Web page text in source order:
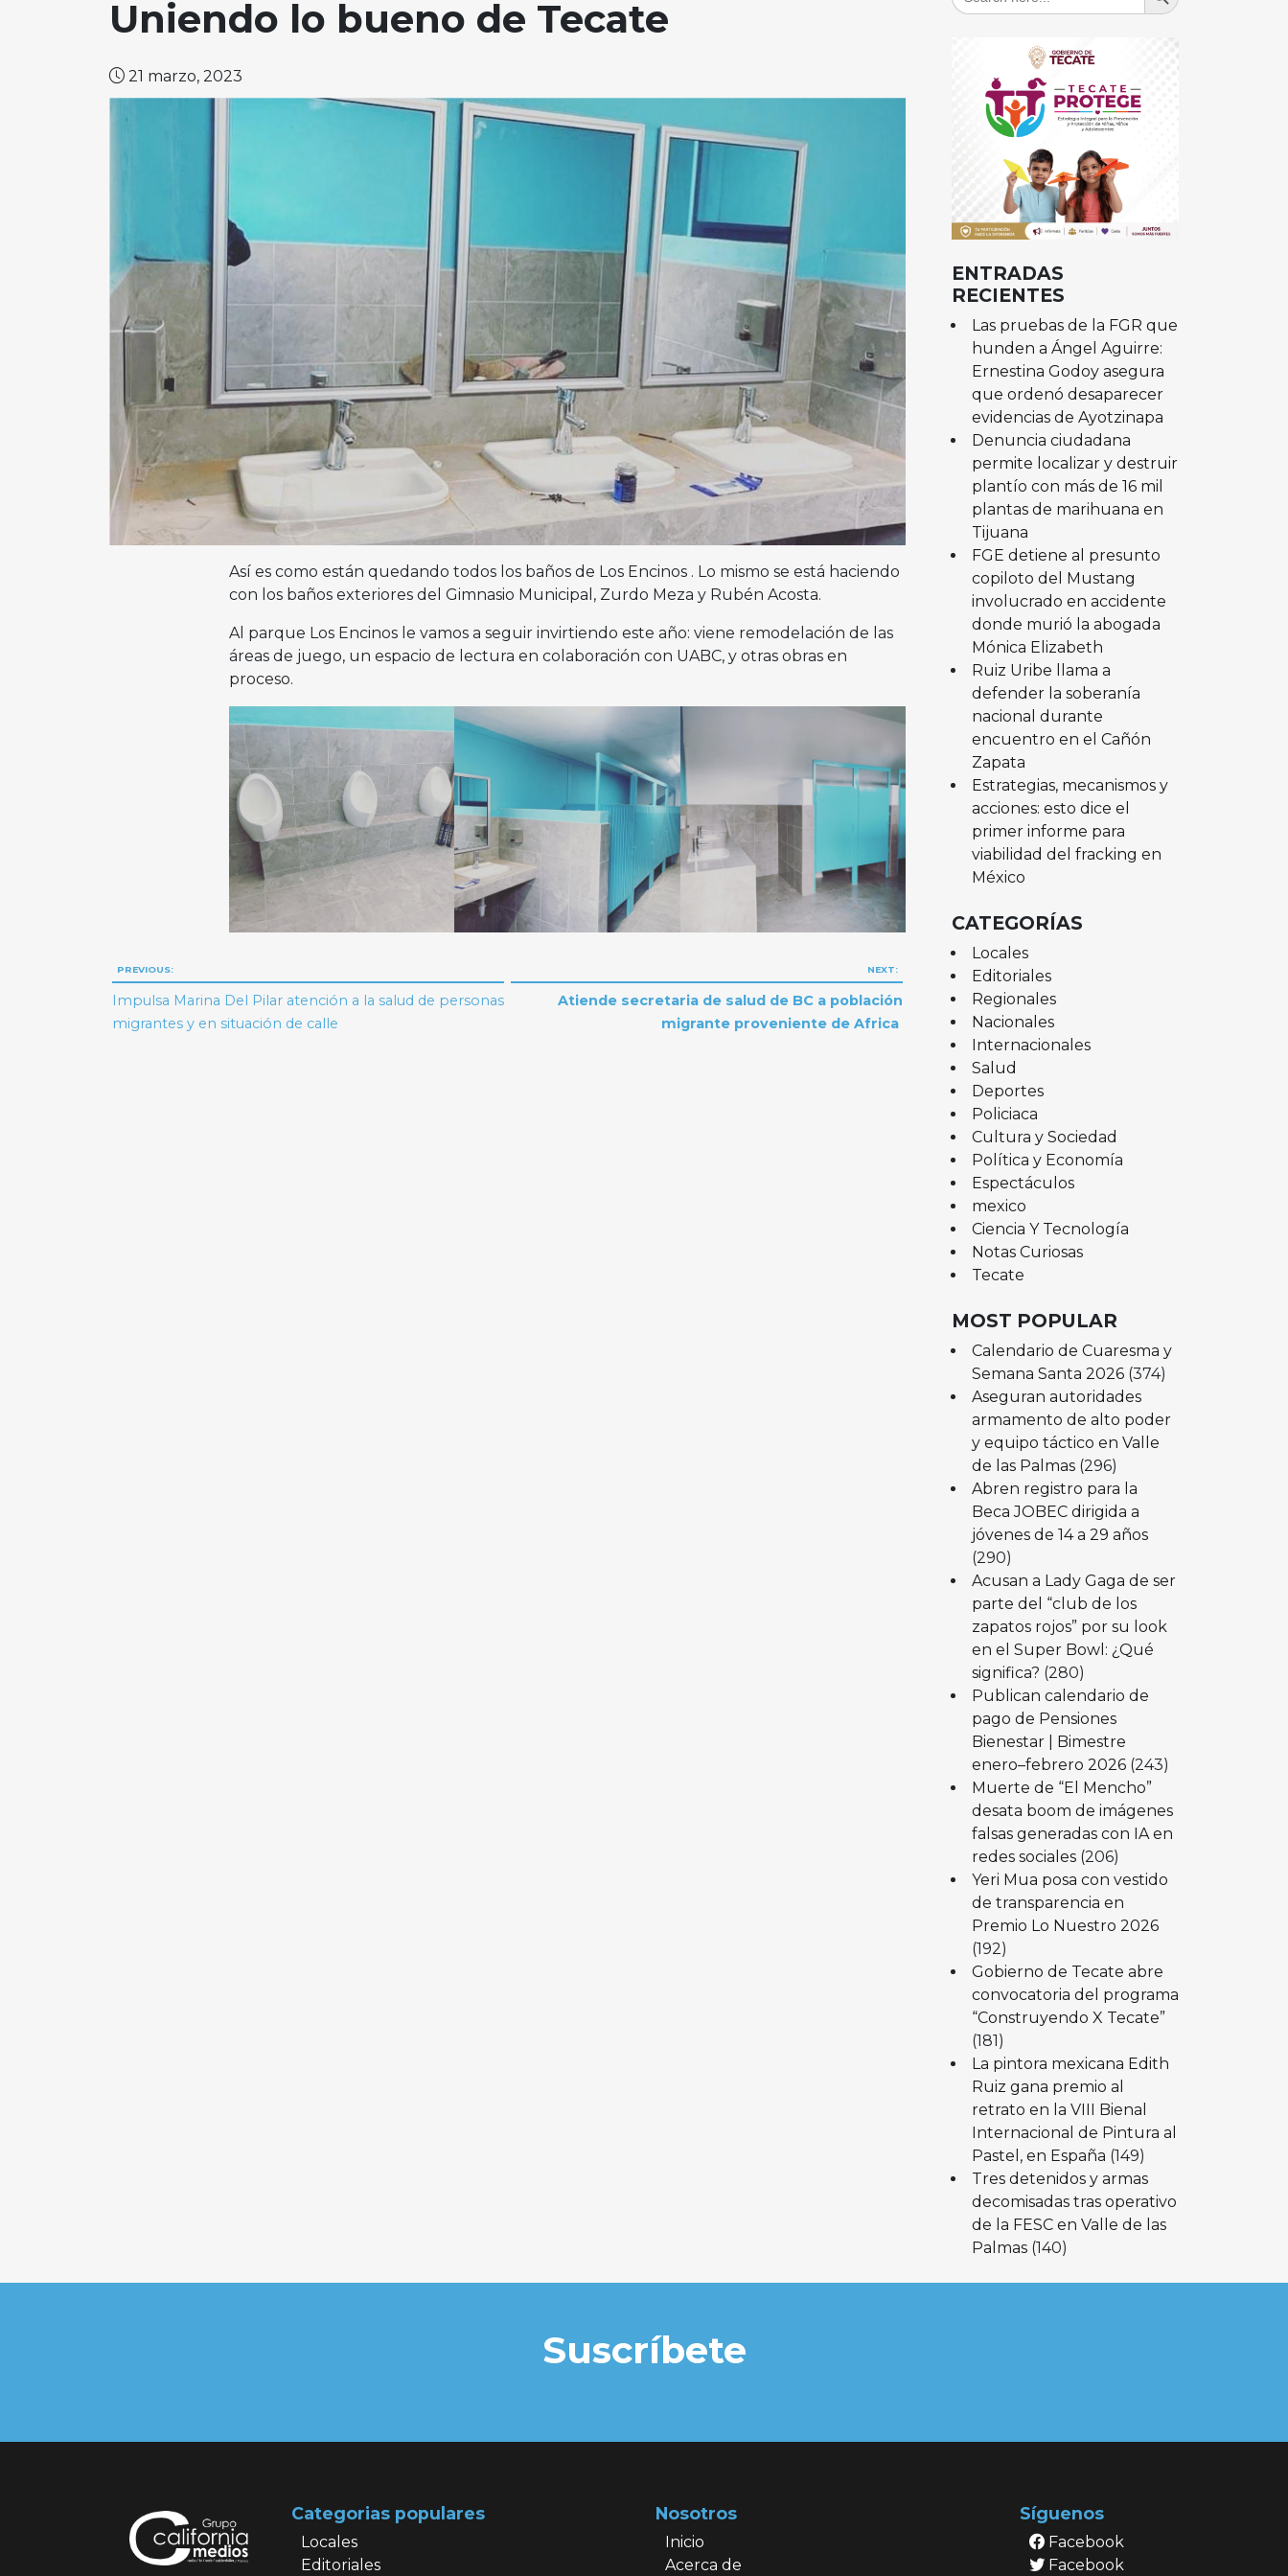
Uniendo lo bueno de Tecate
21 marzo, 2023
Así es como están quedando todos los baños de Los Encinos . Lo mismo se está haciendo
con los baños exteriores del Gimnasio Municipal, Zurdo Meza y Rubén Acosta.
Al parque Los Encinos le vamos a seguir invirtiendo este año: viene remodelación de las
áreas de juego, un espacio de lectura en colaboración con UABC, y otras obras en
proceso.
Navegación
de
PREVIOUS:
Impulsa Marina Del Pilar atención a la salud de personas
migrantes y en situación de calle
NEXT:
Atiende secretaria de salud de BC a población
migrante proveniente de Africa
ENTRADAS
RECIENTES
Las pruebas de la FGR que
hunden a Ángel Aguirre:
Ernestina Godoy asegura
que ordenó desaparecer
evidencias de Ayotzinapa
Denuncia ciudadana
permite localizar y destruir
plantío con más de 16 mil
plantas de marihuana en
Tijuana
FGE detiene al presunto
copiloto del Mustang
involucrado en accidente
donde murió la abogada
Mónica Elizabeth
Ruiz Uribe llama a
defender la soberanía
nacional durante
encuentro en el Cañón
Zapata
Estrategias, mecanismos y
acciones: esto dice el
primer informe para
viabilidad del fracking en
México
CATEGORÍAS
Locales
Editoriales
Regionales
Nacionales
Internacionales
Salud
Deportes
Policiaca
Cultura y Sociedad
Política y Economía
Espectáculos
mexico
Ciencia Y Tecnología
Notas Curiosas
Tecate
MOST POPULAR
Calendario de Cuaresma y
Semana Santa 2026 (374)
Aseguran autoridades
armamento de alto poder
y equipo táctico en Valle
de las Palmas (296)
Abren registro para la
Beca JOBEC dirigida a
jóvenes de 14 a 29 años
(290)
Acusan a Lady Gaga de ser
parte del “club de los
zapatos rojos” por su look
en el Super Bowl: ¿Qué
significa? (280)
Publican calendario de
pago de Pensiones
Bienestar | Bimestre
enero–febrero 2026 (243)
Muerte de “El Mencho”
desata boom de imágenes
falsas generadas con IA en
redes sociales (206)
Yeri Mua posa con vestido
de transparencia en
Premio Lo Nuestro 2026
(192)
Gobierno de Tecate abre
convocatoria del programa
“Construyendo X Tecate”
(181)
La pintora mexicana Edith
Ruiz gana premio al
retrato en la VIII Bienal
Internacional de Pintura al
Pastel, en España (149)
Tres detenidos y armas
decomisadas tras operativo
de la FESC en Valle de las
Palmas (140)
Suscríbete
Categorias populares
Locales
Editoriales
Nosotros
Inicio
Acerca de
Síguenos
Facebook
Facebook